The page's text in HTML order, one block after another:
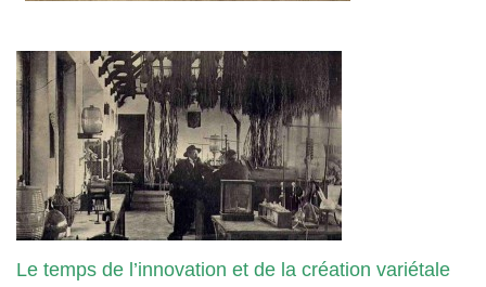
Le temps de l’innovation et de la création variétale